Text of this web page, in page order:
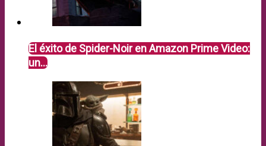
El éxito de Spider-Noir en Amazon Prime Video:
un…